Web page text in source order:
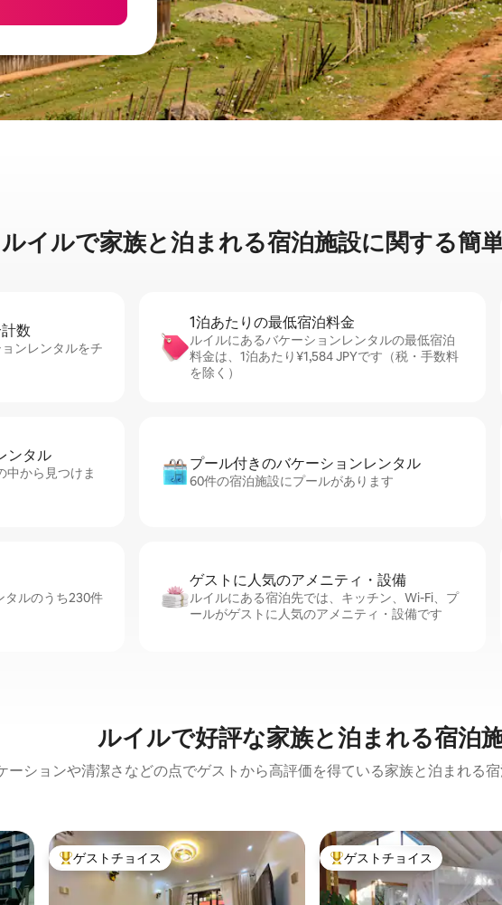
ルイルで家⁠族⁠と泊⁠ま⁠れ⁠る宿⁠泊⁠施⁠設⁠に関⁠す⁠る簡⁠
数
ンレンタルをチ
1泊あたりの最⁠低⁠宿⁠泊⁠料⁠金
ルイルにあるバケーションレンタルの最低宿泊
料金は、1泊あたり¥1,584 JPYです（税・手数料
を除く）
ン⁠タ⁠ル
中から見つけま
プール付きのバ⁠ケ⁠ー⁠シ⁠ョ⁠ンレ⁠ン⁠タ⁠ル
60件の宿泊施設にプールがあります
タルのうち230件
ゲストに人⁠気⁠のア⁠メ⁠ニ⁠テ⁠ィ・設⁠備
ルイルにある宿泊先では、キッチン、Wi-Fi、プ
ールがゲストに人気のアメニティ・設備です
ルイルで好評な家族と泊まれる宿泊
ーションや清潔さなどの点でゲストから高評価を得ている家族と泊まれる
大好評のゲストチョイスです。
ゲストチョイス 大好評のゲストチョイスです。
ゲストチョイス